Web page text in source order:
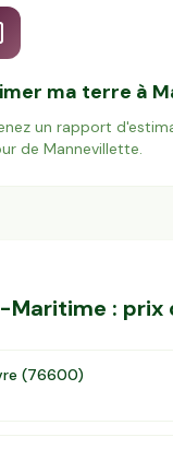
ma terre à
un rapport
de Mannevillette.
Maritime : prix
(76600)